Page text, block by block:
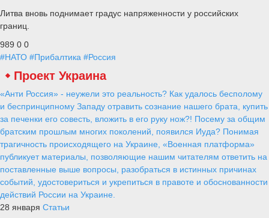
Литва вновь поднимает градус напряженности у российских
границ.
989 0 0
#НАТО #Прибалтика #Россия
Проект Украина
«Анти Россия» - неужели это реальность? Как удалось бесполому
и беспринципному Западу отравить сознание нашего брата, купить
за печенки его совесть, вложить в его руку нож?! Посему за общим
братским прошлым многих поколений, появился Иуда? Понимая
трагичность происходящего на Украине, «Военная платформа»
публикует материалы, позволяющие нашим читателям ответить на
поставленные выше вопросы, разобраться в истинных причинах
событий, удостовериться и укрепиться в правоте и обоснованности
действий России на Украине.
28 января Статьи